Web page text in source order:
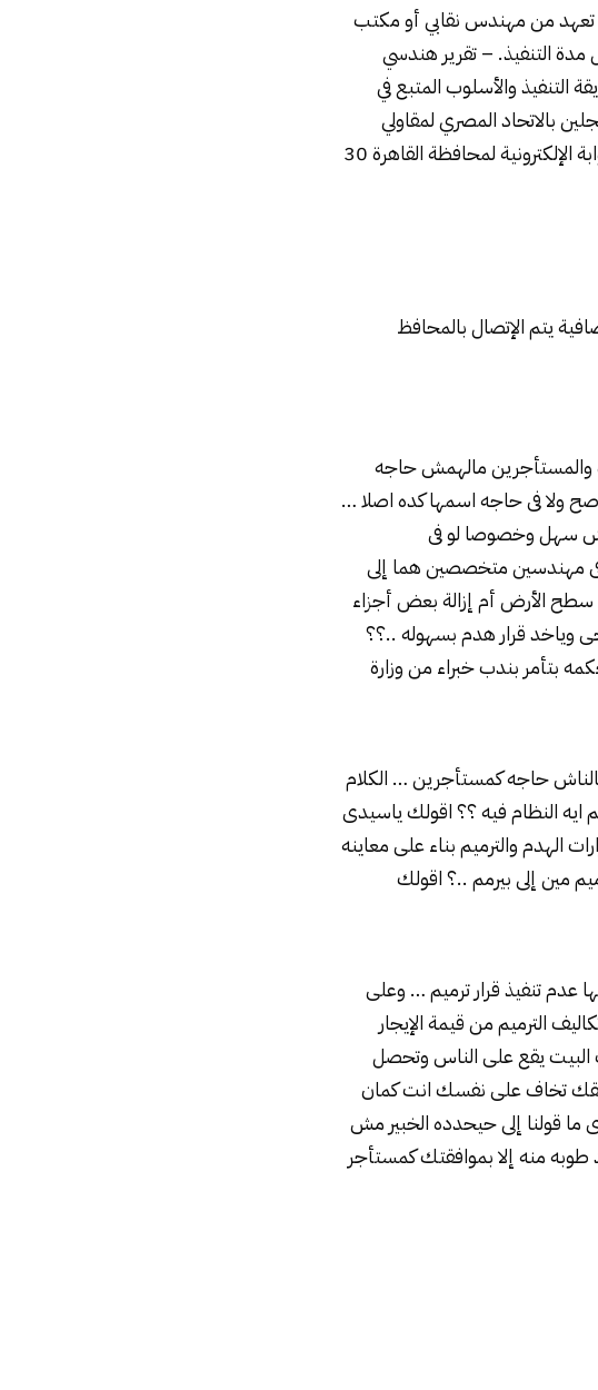
تعهد من مهندس نقابي أو مكتب
التنفيذ. – تقرير هندسي
والأسلوب المتبع في
بالاتحاد المصري لمقاولي
التشييد والبناء لتنفيذ أعمال الهدم. – المدة المحددة لتنفيذ الخدمة وفق البوابة الإلكترونية لمحافظة القاهرة 30
يتم الإتصال بالمحافظ
والمستأجرين مالهمش حاجه
ولا فى حاجه اسمها كده اصلا …
مش سهل وخصوصا لو فى
فى مهندسين متخصصين هما إلى
سطح الأرض أم إزالة بعض أجزاء
وياخد قرار هدم بسهوله ..؟؟
بتأمر بندب خبراء من وزارة
حاجه كمستأجرين … الكلام
ايه النظام فيه ؟؟ اقولك ياسيدى
الهدم والترميم بناء على معاينه
مين إلى بيرمم ..؟ اقولك
عدم تنفيذ قرار ترميم … وعلى
الترميم من قيمة الإيجار
يقع على الناس وتحصل
حقك تخاف على نفسك انت كمان
ما قولنا إلى حيحدده الخبير مش
منه إلا بموافقتك كمستأجر